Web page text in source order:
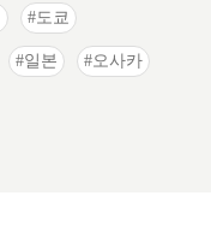
도쿄
일본 오사카